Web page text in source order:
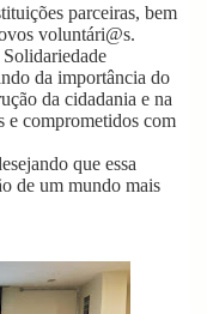
parceiras, bem
voluntári@s.
da importância do
da cidadania e na
e comprometidos com
que essa
de um mundo mais